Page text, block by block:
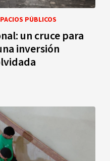
PÚBLICOS
un cruce para
inversión